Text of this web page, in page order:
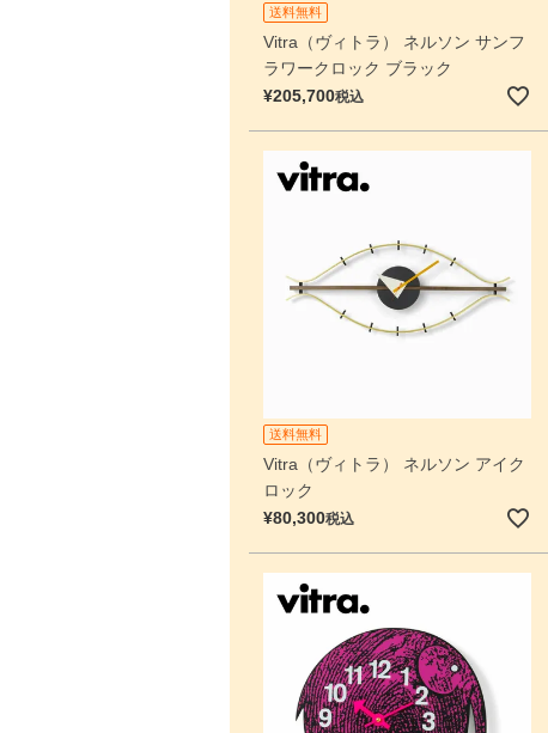
送料無料
Vitra（ヴィトラ） ネルソン サンフ
ラワークロック ブラック
¥205,700税込
送料無料
Vitra（ヴィトラ） ネルソン アイク
ロック
¥80,300税込